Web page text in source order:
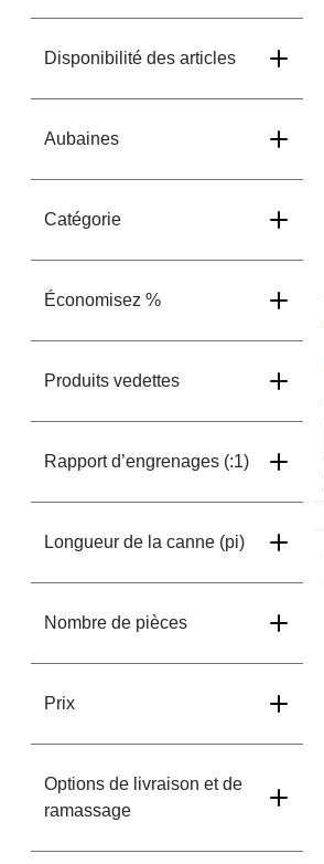
Disponibilité des articles
Aubaines
Catégorie
Économisez %
Produits vedettes
Rapport d’engrenages (:1)
Longueur de la canne (pi)
Nombre de pièces
Prix
Options de livraison et de
ramassage